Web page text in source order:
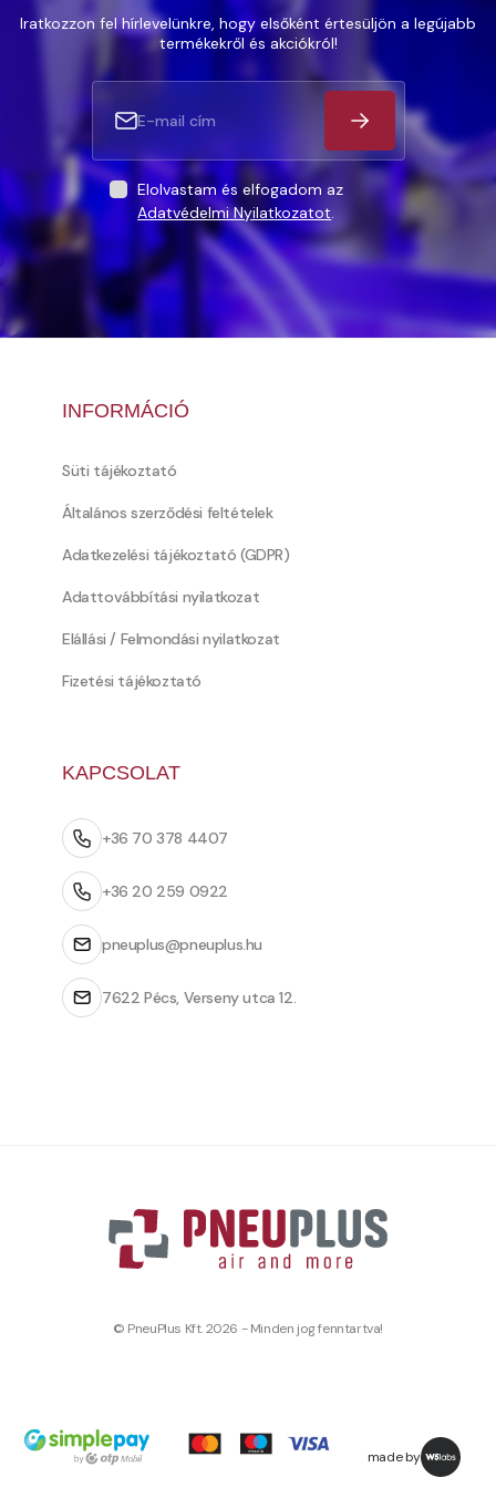
Iratkozzon fel hírlevelünkre, hogy elsőként értesüljön a legújabb
termékekről és akciókról!
Elolvastam és elfogadom az
Adatvédelmi Nyilatkozatot.
INFORMÁCIÓ
Süti tájékoztató
Általános szerződési feltételek
Adatkezelési tájékoztató (GDPR)
Adattovábbítási nyilatkozat
Elállási / Felmondási nyilatkozat
Fizetési tájékoztató
KAPCSOLAT
+36 70 378 4407
+36 20 259 0922
pneuplus@pneuplus.hu
7622 Pécs, Verseny utca 12.
© PneuPlus Kft. 2026 - Minden jog fenntartva!
made by